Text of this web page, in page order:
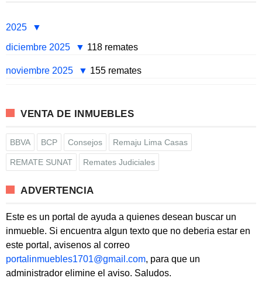
2025
diciembre 2025
118 remates
noviembre 2025 155 remates
VENTA DE INMUEBLES
BBVA BCP Consejos Remaju Lima Casas
REMATE SUNAT Remates Judiciales
ADVERTENCIA
Este es un portal de ayuda a quienes desean buscar un
inmueble. Si encuentra algun texto que no deberia estar en
este portal, avisenos al correo
portalinmuebles1701@gmail.com, para que un
administrador elimine el aviso. Saludos.